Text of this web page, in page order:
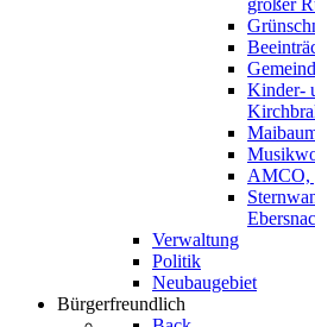
großer
Kinder-
AMCO,
Verwaltung
Politik
Neubaugebiet
Bürgerfreundlich